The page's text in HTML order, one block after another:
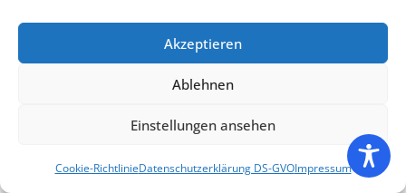
Akzeptieren
Ablehnen
Einstellungen ansehen
Cookie-RichtlinieDatenschutzerklärung DS-GVOImpressum
Eigenverpflegung
Ihr habt die Möglichkeit, am Verpflegungspunkt im
Start- / Zielbereich – den Ihr nach jeder Runde einmal
Tischen zu deponieren. Bitte sorgt dafür, dass Eure